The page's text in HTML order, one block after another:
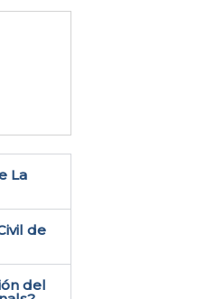
La
de
del